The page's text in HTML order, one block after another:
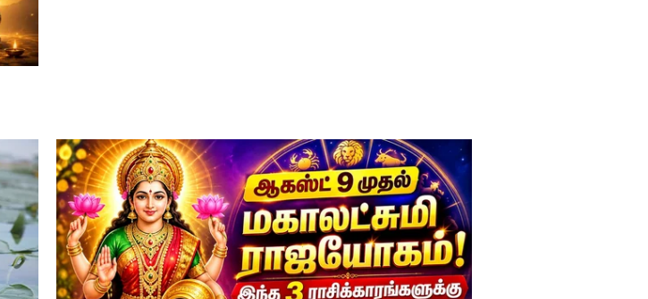
அதுவே வீட்டில்
பன்னீரின் மேல்பகுதி
உடனே குப்பையில
வைக்கலாம். நெய்க்கு
இருக்கும். ஆனா